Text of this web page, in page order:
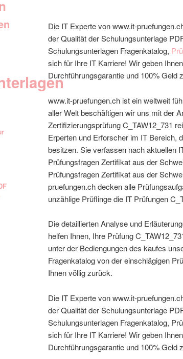
Die IT Experte von www.it-
der Qualität der Schulungsunterlage
Schulungsunterlagen Fragenkatalog,
sich für Ihre IT Karriere! Wir geben
Durchführungsgarantie und 100% Geld
www.it-pruefungen.ch ist ein weltweit
aller Welt beschäftigen wir uns mit der
Zertifizierungsprüfung C_TAW12_731
Erperten und Erforscher im IT Bereich,
besitzen. Sie verfassen nach aktuellen
Prüfungsfragen Zertifikat aus der
Prüfungsfragen Zertifikat aus der
pruefungen.ch decken alle
unzählige Prüflinge die IT Prüfungen
Die detaillierten Analyse und
helfen Ihnen, Ihre Prüfung
unter der Bediengungen des kaufes
Fragenkatalog von der einschlägigen
Ihnen völlig zurück.
Die IT Experte von www.it-
der Qualität der Schulungsunterlage
Schulungsunterlagen Fragenkatalog,
sich für Ihre IT Karriere! Wir geben
Durchführungsgarantie und 100% Geld